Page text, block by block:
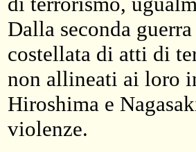
Dalla seconda
costellata di atti di
non allineati ai loro
Hiroshima e
violenze.